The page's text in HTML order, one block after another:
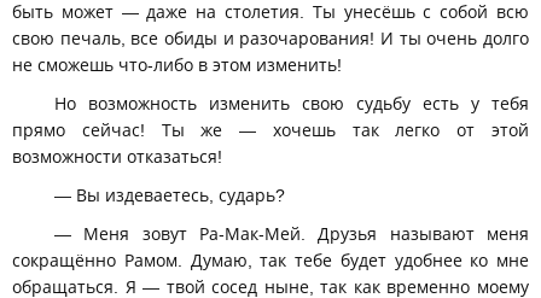
быть может — даже на столетия. Ты унесёшь с собой всю
свою печаль, все обиды и разочарования! И ты очень долго
не сможешь что-либо в этом изменить!
Но возможность изменить свою судьбу есть у тебя
прямо сейчас! Ты же — хочешь так легко от этой
возможности отказаться!
— Вы издеваетесь, сударь?
— Меня зовут Ра-Мак-Мей. Друзья называют меня
сокращённо Рамом. Думаю, так тебе будет удобнее ко мне
обращаться. Я — твой сосед ныне, так как временно моему